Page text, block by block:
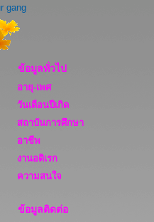
gang
ข้อมูลทั่วไป
อายุ-เพศ
วันเดือนปีเกิด
สถาบันการศึกษา
อาชีพ
งานอดิเรก
ความสนใจ
ข้อมูลติดต่อ